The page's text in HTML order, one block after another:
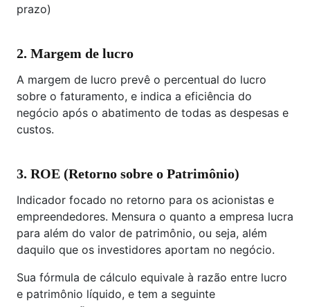
prazo)
2. Margem de lucro
A margem de lucro prevê o percentual do lucro
sobre o faturamento, e indica a eficiência do
negócio após o abatimento de todas as despesas e
custos.
3. ROE (Retorno sobre o Patrimônio)
Indicador focado no retorno para os acionistas e
empreendedores. Mensura o quanto a empresa lucra
para além do valor de patrimônio, ou seja, além
daquilo que os investidores aportam no negócio.
Sua fórmula de cálculo equivale à razão entre lucro
e patrimônio líquido, e tem a seguinte